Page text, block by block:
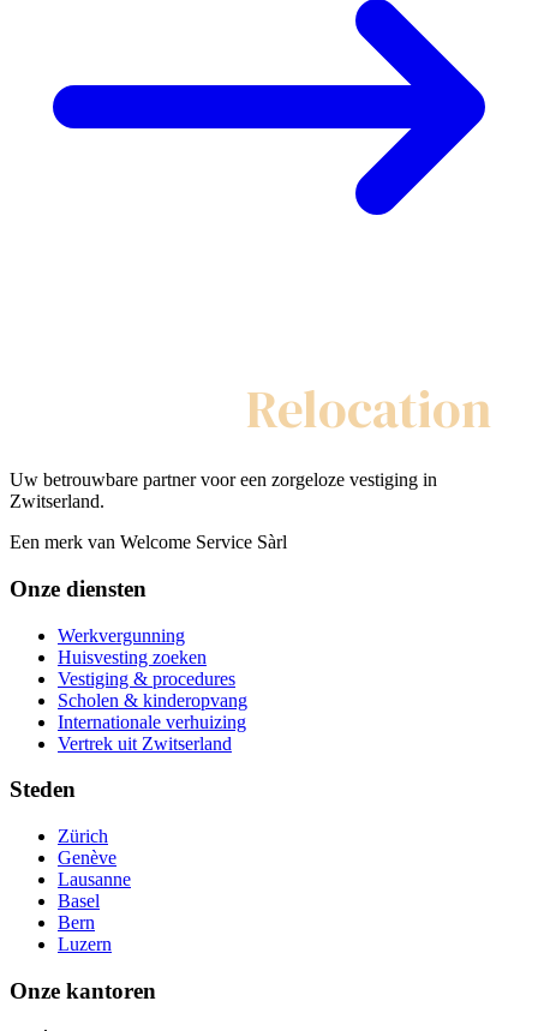
Relocation
Uw betrouwbare partner voor een zorgeloze vestiging in
Zwitserland.
Een merk van Welcome Service Sàrl
Onze diensten
Werkvergunning
Huisvesting zoeken
Vestiging & procedures
Scholen & kinderopvang
Internationale verhuizing
Vertrek uit Zwitserland
Steden
Zürich
Genève
Lausanne
Basel
Bern
Luzern
Onze kantoren